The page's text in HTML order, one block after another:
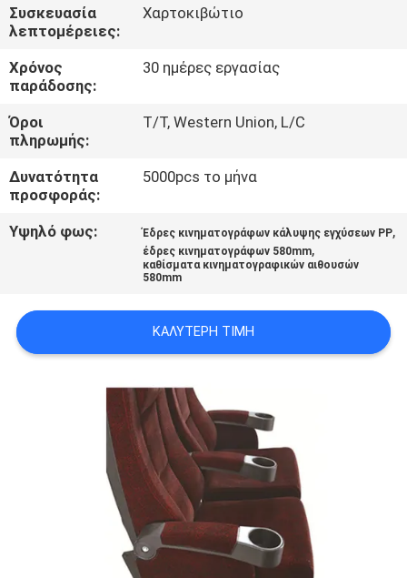
ΜΑΣ
ΕΛΆΤΕ
ΣΕ
ΕΠΑΦΉ
ΜΕ
ΙΣΤΟΛΌΓΙΟ
ΑΠΌΣΠΑΣΜΑ
SITEMAP
Συσκευασία
λεπτομέρειες:
Χαρτοκιβώτιο
Χρόνος
παράδοσης:
30 ημέρες εργασίας
Όροι
πληρωμής:
T/T, Western Union, L/C
Δυνατότητα
προσφοράς:
5000pcs το μήνα
Υψηλό φως: Έδρες κινηματογράφων κάλυψης εγχύσεων PP,
έδρες κινηματογράφων 580mm,
καθίσματα κινηματογραφικών αιθουσών
580mm
ΚΑΛΎΤΕΡΗ ΤΙΜΉ